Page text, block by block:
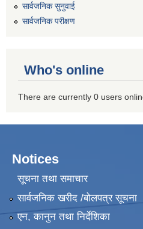
सार्वजनिक सुनुवाई
सार्वजनिक परीक्षण
Who's online
There are currently 0 users
Notices
सूचना तथा समाचार
सार्वजनिक खरीद /बोलपत्र सूचना
एन, कानुन तथा निर्देशिका